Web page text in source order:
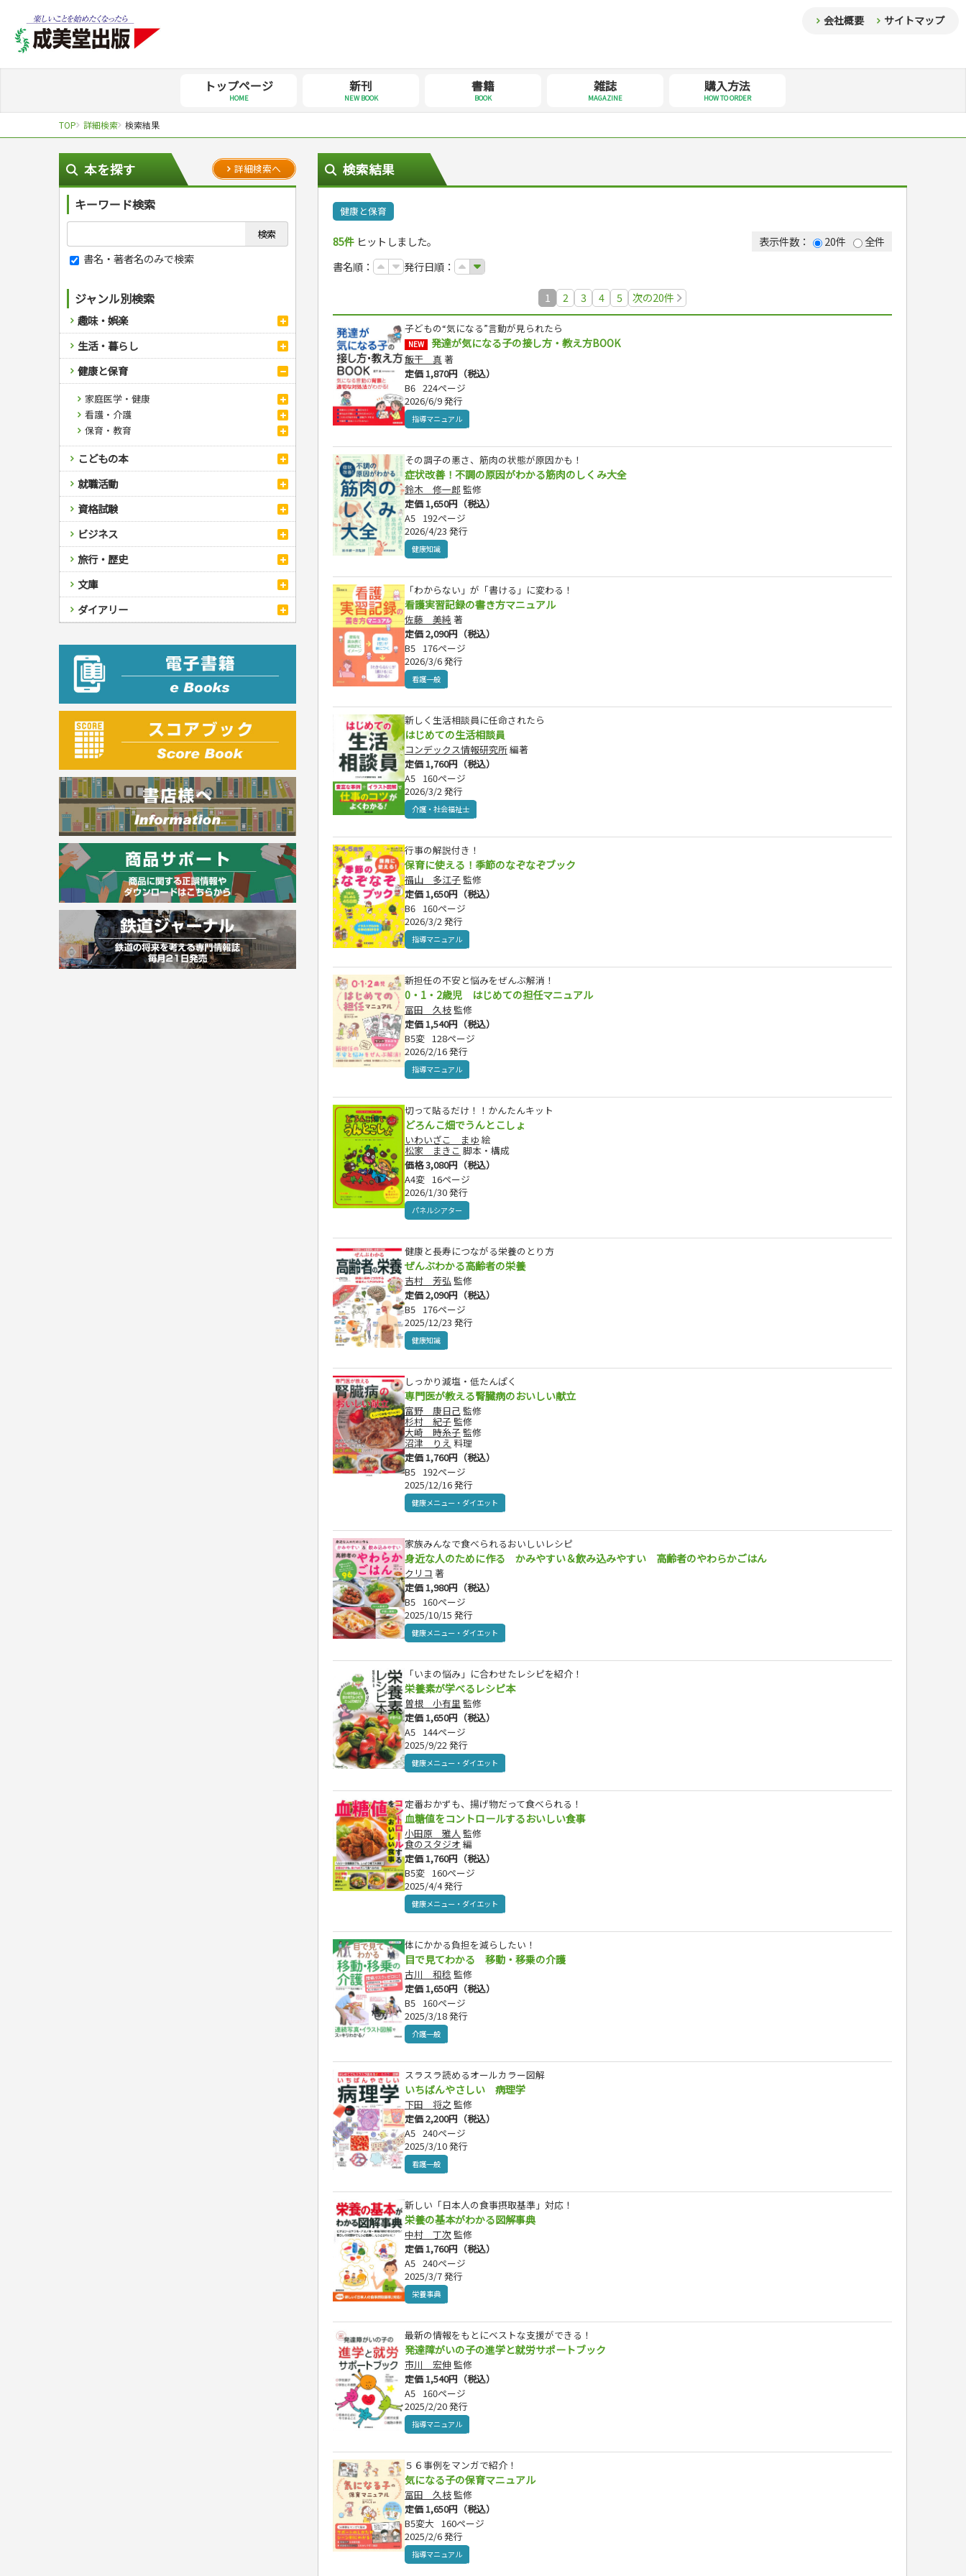
会社概要 サイトマップ
トップページ
HOME
新刊
NEW BOOK
書籍
BOOK
雑誌
MAGAZINE
購入方法
HOW TO ORDER
TOP 詳細検索 検索結果
本を探す 詳細検索へ
キーワード検索
書名・著者名のみで検索
ジャンル別検索
趣味・娯楽
スポーツ
スポーツルール
野球
ゴルフ
トレーニング
ジュニアスポーツ
その他スポーツ
自然・アウトドア・ペット
アウトドア
犬・猫
ペット・飼育
園芸・野菜づくり
雑学
娯楽・ゲーム・占い
ナンプレ
囲碁・将棋・麻雀
ゲーム・マジック
家相・風水・占い
カルチャー・芸術・趣味
鉄道・車・自転車
音楽・楽器
趣味・鑑賞・カメラ
絵画・デッサン
俳句・詩・ことば
辞典・語学
辞典
語学・旅行会話
運転免許
原付・二輪
普通免許
その他免許
生活・暮らし
料理
料理・レシピ
おもてなし・ごちそう料理
各国料理
お弁当
健康メニュー・ダイエット
調理器具クッキング
お菓子・ケーキ・パン
飲み物・お酒
手芸・クラフト
編み物
ソーイング
クラフト
住まい・インテリア・暮らし
インテリア・ハウジング
収納・掃除・暮らし
美容・ファッション
ダイエット・エクササイズ
メイク・ネイル・ヘア
着物・着つけ
冠婚葬祭・手紙・ペン字
冠婚葬祭・スピーチ・マナー
手紙・ペン字
妊娠・出産・育児
妊娠・出産・育児
離乳食・幼児食・こどもレシピ
健康と保育
家庭医学・健康
ツボ・マッサージ
家庭医学・病気
健康知識
栄養事典
生活習慣病
看護・介護
看護一般
介護一般
保育・教育
パネルシアター
指導マニュアル
こどもの本
児童一般
おりがみ・あやとり
なぞなぞ・ゲーム
占い・心理ゲーム
のりもの・ずかん
読み物・絵本
音と光のでる絵本
学参・ドリル
夏休みドリル
総復習ドリル
学習・地図
自由研究・読書感想文
えんぴつちょう
就職活動
就職活動
就職試験
公務員試験
資格試験
検定試験・資格試験
英語検定・TOEIC
漢字検定・数学検定
簿記検定
ケアマネジャー
介護・社会福祉士
司法書士・社労士
行政書士・宅建
FP
衛生管理・運行管理
建築・土木
電気・危険物
調理師
スキル・キャリアアップ
危険物取扱者
消防設備士
登録販売者
その他資格試験
ビジネス
経営・経済・法律
マネー・株・資産
簿記・経理・税金・保険
その他ビジネス
自己啓発
ビジネス読み物
旅行・歴史
国内・海外旅行
国外旅行
国内旅行
散歩・グルメ
地理・歴史
地理・地図
歴史
文庫
文庫
成美文庫
ダイアリー
プラチナダイアリー プレステージ
検索結果
健康と保育
85件 ヒットしました。 表示件数： 20件
全件
書名順：
発行日順：
1 2 3 4 5 次の20件
子どもの“気になる”言動が見られたら
NEW 発達が気になる子の接し方・教え方BOOK
飯干 真 著
定価 1,870円（税込）
B6 224ページ
2026/6/9 発行
指導マニュアル
その調子の悪さ、筋肉の状態が原因かも！
症状改善！不調の原因がわかる筋肉のしくみ大全
鈴木 修一郎 監修
定価 1,650円（税込）
A5 192ページ
2026/4/23 発行
健康知識
「わからない」が「書ける」に変わる！
看護実習記録の書き方マニュアル
佐藤 美純 著
定価 2,090円（税込）
B5 176ページ
2026/3/6 発行
看護一般
新しく生活相談員に任命されたら
はじめての生活相談員
コンデックス情報研究所編著
定価 1,760円（税込）
A5 160ページ
2026/3/2 発行
介護・社会福祉士
行事の解説付き！
保育に使える！季節のなぞなぞブック
福山 多江子監修
定価 1,650円（税込）
B6 160ページ
2026/3/2 発行
指導マニュアル
新担任の不安と悩みをぜんぶ解消！
0・1・2歳児 はじめての担任マニュアル
冨田 久枝監修
定価 1,540円（税込）
B5変 128ページ
2026/2/16 発行
指導マニュアル
切って貼るだけ！！かんたんキット
どろんこ畑でうんとこしょ
いわいざこ まゆ 絵
松家 まきこ 脚本・構成
価格 3,080円（税込）
A4変 16ページ
2026/1/30 発行
パネルシアター
健康と長寿につながる栄養のとり方
ぜんぶわかる高齢者の栄養
吉村 芳弘 監修
定価 2,090円（税込）
B5 176ページ
2025/12/23 発行
健康知識
しっかり減塩・低たんぱく
専門医が教える腎臓病のおいしい献立
富野 康日己監修
杉村 紀子監修
大崎 時糸子監修
沼津 りえ 料理
定価 1,760円（税込）
B5 192ページ
2025/12/16 発行
健康メニュー・ダイエット
家族みんなで食べられるおいしいレシピ
身近な人のために作る かみやすい＆飲み込みやすい 高齢者のやわらかごはん
クリコ 著
定価 1,980円（税込）
B5 160ページ
2025/10/15 発行
健康メニュー・ダイエット
「いまの悩み」に合わせたレシピを紹介！
栄養素が学べるレシピ本
曽根 小有里 監修
定価 1,650円（税込）
A5 144ページ
2025/9/22 発行
健康メニュー・ダイエット
定番おかずも、揚げ物だって食べられる！
血糖値をコントロールするおいしい食事
小田原 雅人 監修
食のスタジオ 編
定価 1,760円（税込）
B5変 160ページ
2025/4/4 発行
健康メニュー・ダイエット
体にかかる負担を減らしたい！
目で見てわかる 移動・移乗の介護
古川 和稔 監修
定価 1,650円（税込）
B5 160ページ
2025/3/18 発行
介護一般
スラスラ読めるオールカラー図解
いちばんやさしい 病理学
下田 将之 監修
定価 2,200円（税込）
A5 240ページ
2025/3/10 発行
看護一般
新しい「日本人の食事摂取基準」対応！
栄養の基本がわかる図解事典
中村 丁次監修
定価 1,760円（税込）
A5 240ページ
2025/3/7 発行
栄養事典
最新の情報をもとにベストな支援ができる！
発達障がいの子の進学と就労サポートブック
市川 宏伸監修
定価 1,540円（税込）
A5 160ページ
2025/2/20 発行
指導マニュアル
５６事例をマンガで紹介！
気になる子の保育マニュアル
冨田 久枝監修
定価 1,650円（税込）
B5変大
160ページ
2025/2/6 発行
指導マニュアル